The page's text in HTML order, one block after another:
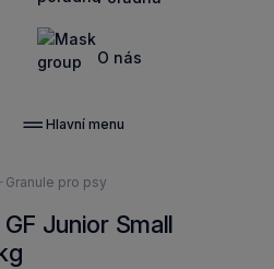
O nás
Hlavní menu
Granule pro psy
Junior Small